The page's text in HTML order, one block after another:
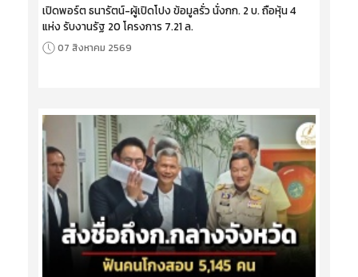
เปิดพอร์ต ธนารัตน์-ผู้เปิดโปง ข้อมูลรั่ว นั่งกก. 2 บ. ถือหุ้น 4
แห่ง รับงานรัฐ 20 โครงการ 7.21 ล.
07 สิงหาคม 2569